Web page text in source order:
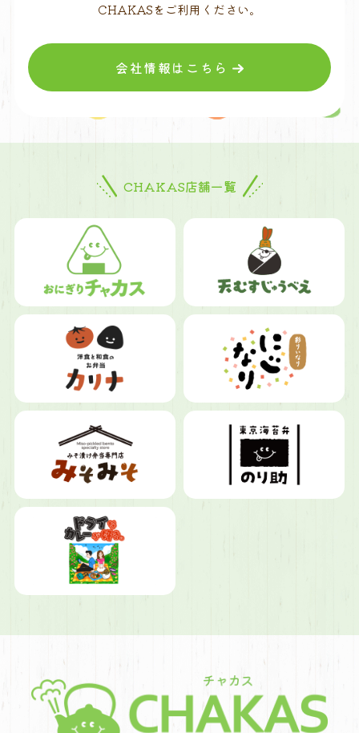
CHAKASをご利用ください。
会社情報はこちら
CHAKAS店舗一覧